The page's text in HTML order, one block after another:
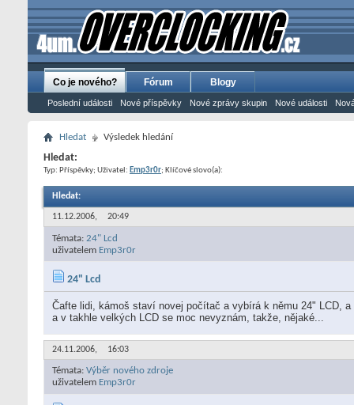
Co je nového?
Poslední události Nové příspěvky Nové zprávy skupin Nové události
Fórum Blogy
Hledat Výsledek hledání
Hledat:
Typ: Příspěvky; Uživatel: Emp3r0r; Klíčové slovo(a):
Hledat:
11.12.2006, 20:49
Témata: 24" Lcd
uživatelem Emp3r0r
24" Lcd
Čafte lidi, kámoš staví novej počítač a vybírá k němu 24" LCD,
a v takhle velkých LCD se moc nevyznám, takže, nějaké...
24.11.2006, 16:03
Témata: Výběr nového zdroje
uživatelem Emp3r0r